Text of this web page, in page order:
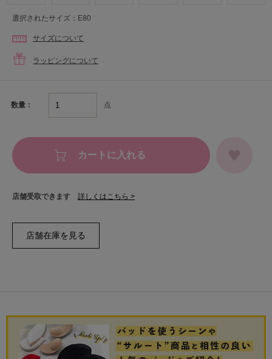
選択されたサイズ：E80
サイズについて
ラッピングについて
数量： 点
カートに入れる
店舗受取できます 詳しくはこちら >